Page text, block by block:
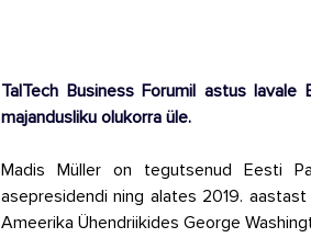
TalTech Business Forumil astus
majandusliku olukorra üle.
Madis Müller on tegutsenud Eesti
asepresidendi ning alates 2019.
Ameerika Ühendriikides George